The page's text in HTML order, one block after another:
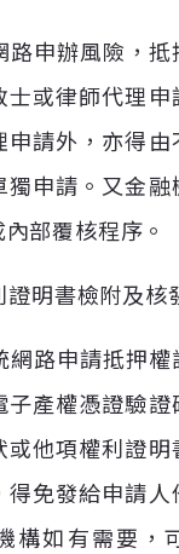
申辦風險，抵
士或律師代理
請外，亦得由
獨申請。又金融
部覆核程序。
證明書檢附及核
路申請抵押權
產權憑證驗證
或他項權利證明
得免發給申請人
構如有需要，